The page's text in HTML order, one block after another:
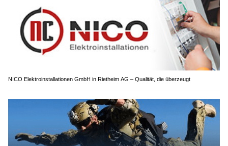
NICO Elektroinstallationen GmbH in Rietheim AG – Qualität, die überzeugt